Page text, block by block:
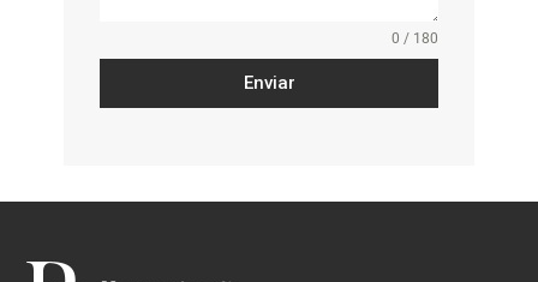
0 / 180
Enviar